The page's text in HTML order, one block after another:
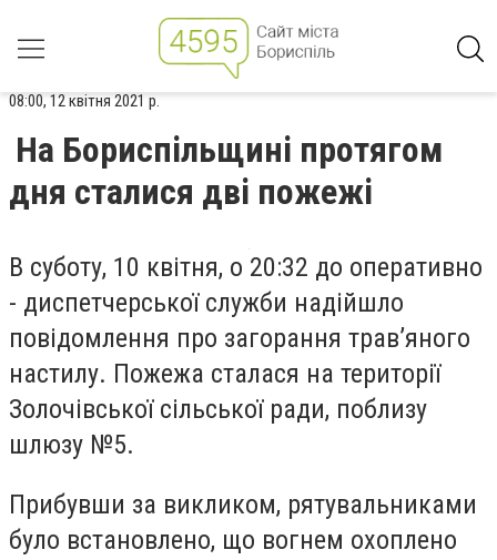
08:00, 12 квітня 2021 р.
На Бориспільщині протягом
дня сталися дві пожежі
В суботу, 10 квітня, о 20:32 до оперативно
- диспетчерської служби надійшло
повідомлення про загорання трав’яного
настилу. Пожежа сталася на території
Золочівської сільської ради, поблизу
шлюзу №5.
Прибувши за викликом, рятувальниками
було встановлено, що вогнем охоплено